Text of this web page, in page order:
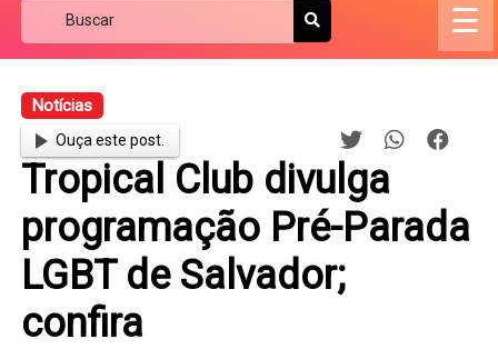
☰
Notícias
Ouça este post.
Tropical Club divulga
programação Pré-Parada
LGBT de Salvador;
confira